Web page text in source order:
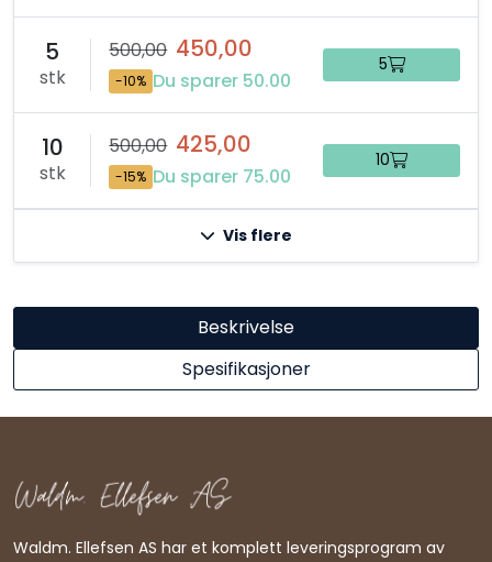
5
stk
500,00 450,00
-10% Du sparer 50.00
5
10
stk
500,00 425,00
-15% Du sparer 75.00
10
Vis flere
Beskrivelse
Spesifikasjoner
Waldm. Ellefsen AS har et komplett leveringsprogram av